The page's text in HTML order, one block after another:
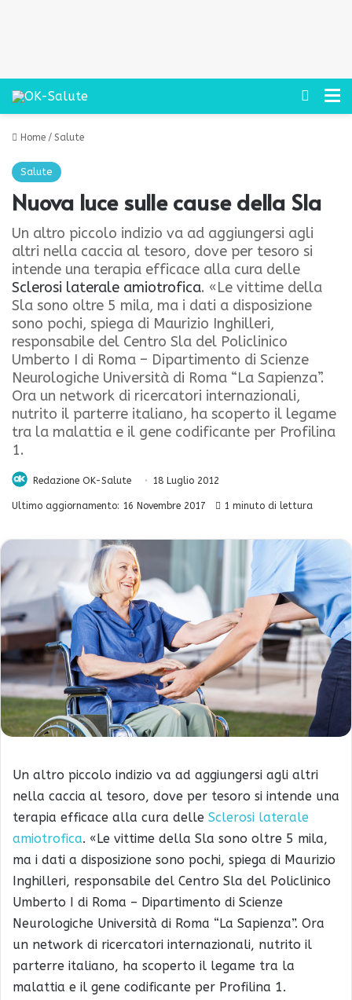
Cerca
Home / Salute
Salute
Nuova luce sulle cause della Sla
Un altro piccolo indizio va ad aggiungersi agli
altri nella caccia al tesoro, dove per tesoro si
intende una terapia efficace alla cura delle
Sclerosi laterale amiotrofica. «Le vittime della
Sla sono oltre 5 mila, ma i dati a disposizione
sono pochi, spiega di Maurizio Inghilleri,
responsabile del Centro Sla del Policlinico
Umberto I di Roma – Dipartimento di Scienze
Neurologiche Università di Roma “La Sapienza”.
Ora un network di ricercatori internazionali,
nutrito il parterre italiano, ha scoperto il legame
tra la malattia e il gene codificante per Profilina
1.
Redazione OK-Salute 18 Luglio 2012
Ultimo aggiornamento: 16 Novembre 2017 1 minuto di lettura
Un altro piccolo indizio va ad aggiungersi agli altri
nella caccia al tesoro, dove per tesoro si intende una
terapia efficace alla cura delle Sclerosi laterale
amiotrofica. «Le vittime della Sla sono oltre 5 mila,
ma i dati a disposizione sono pochi, spiega di Maurizio
Inghilleri, responsabile del Centro Sla del Policlinico
Umberto I di Roma – Dipartimento di Scienze
Neurologiche Università di Roma “La Sapienza”. Ora
un network di ricercatori internazionali, nutrito il
parterre italiano, ha scoperto il legame tra la
malattia e il gene codificante per Profilina 1.